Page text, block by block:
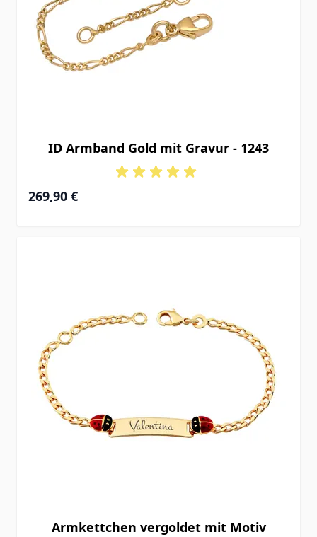
ID Armband Gold mit Gravur - 1243
Ab
269,90 €
Armkettchen vergoldet mit Motiv